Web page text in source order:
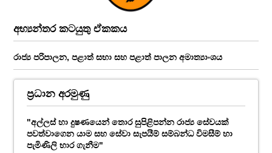
අභ්‍යන්තර කටයුතු ඒකකය
රාජ්‍ය පරිපාලන, පළාත් සභා සහ පළාත් පාලන අමාත්‍යාංශය
ප්‍රධාන අරමුණු
"අල්ලස් හා දුෂණයෙන් තොර සුපිළිපන්න රාජ්‍ය සේවයක්
පවත්වාගෙන යාම සහ සේවා සැපයීම් සම්බන්ධ විමසීම් හා
පැමිණිලි භාර ගැනීම"